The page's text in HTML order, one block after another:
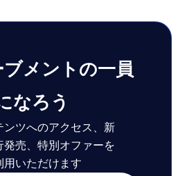
メントの一員
なろう
ンツへのアクセス、新
発売、特別オファーを
用いただけます